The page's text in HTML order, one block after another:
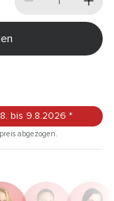
bis 9.8.2026 *
abgezogen.